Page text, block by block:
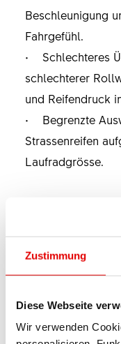
Zustimmung
Diese Webseite
Wir verwenden
Beschleunigung
Fahrgefühl.
• Schlechteres
schlechterer
und Reifendruck
• Begrenzte
Strassenreifen
Laufradgrösse.
• Ideal für